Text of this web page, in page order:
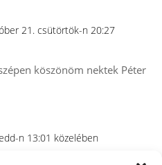
21. csütörtök-n 20:27
köszönöm nektek Péter
n 13:01 közelében